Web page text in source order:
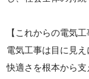
【これからの電気
電気工事は目に見
快適さを根本から